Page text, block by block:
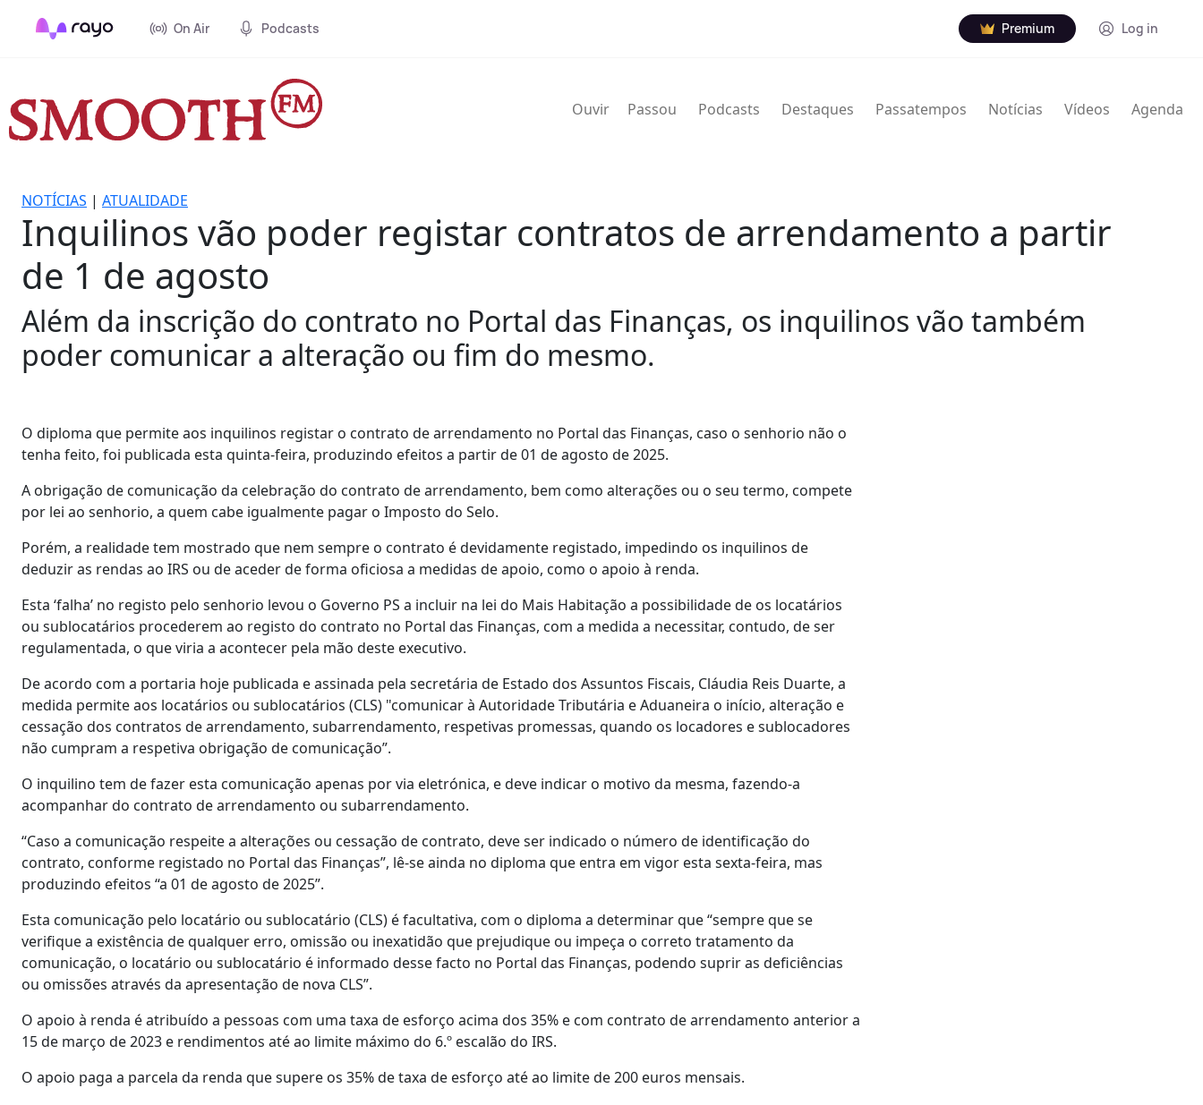
On Air Podcasts Premium Log in
Ouvir Passou Podcasts Destaques Passatempos Notícias Vídeos Agenda
NOTÍCIAS | ATUALIDADE
Inquilinos vão poder registar contratos de arrendamento a partir
de 1 de agosto
Além da inscrição do contrato no Portal das Finanças, os inquilinos vão também
poder comunicar a alteração ou fim do mesmo.
O diploma que permite aos inquilinos registar o contrato de arrendamento no Portal das Finanças, caso o senhorio não o
tenha feito, foi publicada esta quinta-feira, produzindo efeitos a partir de 01 de agosto de 2025.
A obrigação de comunicação da celebração do contrato de arrendamento, bem como alterações ou o seu termo, compete
por lei ao senhorio, a quem cabe igualmente pagar o Imposto do Selo.
Porém, a realidade tem mostrado que nem sempre o contrato é devidamente registado, impedindo os inquilinos de
deduzir as rendas ao IRS ou de aceder de forma oficiosa a medidas de apoio, como o apoio à renda.
Esta ‘falha’ no registo pelo senhorio levou o Governo PS a incluir na lei do Mais Habitação a possibilidade de os locatários
ou sublocatários procederem ao registo do contrato no Portal das Finanças, com a medida a necessitar, contudo, de ser
regulamentada, o que viria a acontecer pela mão deste executivo.
De acordo com a portaria hoje publicada e assinada pela secretária de Estado dos Assuntos Fiscais, Cláudia Reis Duarte, a
medida permite aos locatários ou sublocatários (CLS) "comunicar à Autoridade Tributária e Aduaneira o início, alteração e
cessação dos contratos de arrendamento, subarrendamento, respetivas promessas, quando os locadores e sublocadores
não cumpram a respetiva obrigação de comunicação”.
O inquilino tem de fazer esta comunicação apenas por via eletrónica, e deve indicar o motivo da mesma, fazendo-a
acompanhar do contrato de arrendamento ou subarrendamento.
“Caso a comunicação respeite a alterações ou cessação de contrato, deve ser indicado o número de identificação do
contrato, conforme registado no Portal das Finanças”, lê-se ainda no diploma que entra em vigor esta sexta-feira, mas
produzindo efeitos “a 01 de agosto de 2025”.
Esta comunicação pelo locatário ou sublocatário (CLS) é facultativa, com o diploma a determinar que “sempre que se
verifique a existência de qualquer erro, omissão ou inexatidão que prejudique ou impeça o correto tratamento da
comunicação, o locatário ou sublocatário é informado desse facto no Portal das Finanças, podendo suprir as deficiências
ou omissões através da apresentação de nova CLS”.
O apoio à renda é atribuído a pessoas com uma taxa de esforço acima dos 35% e com contrato de arrendamento anterior a
15 de março de 2023 e rendimentos até ao limite máximo do 6.º escalão do IRS.
O apoio paga a parcela da renda que supere os 35% de taxa de esforço até ao limite de 200 euros mensais.